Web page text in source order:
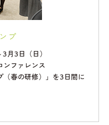
プ
月3日（日）
ファレンス
春の研修）」を3日間に